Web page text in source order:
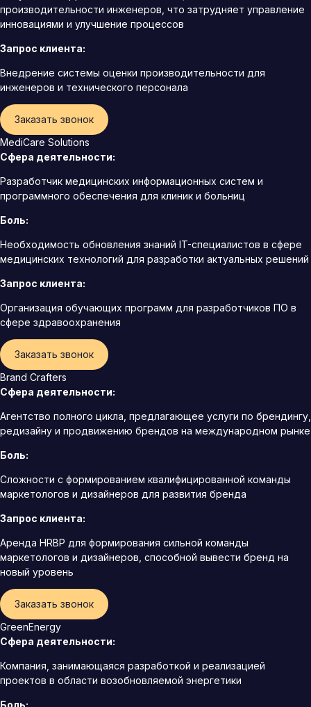
производительности инженеров, что затрудняет управление
инновациями и улучшение процессов
Запрос клиента:
Внедрение системы оценки производительности для
инженеров и технического персонала
Заказать звонок
MediCare Solutions
Сфера деятельности:
Разработчик медицинских информационных систем и
программного обеспечения для клиник и больниц
Боль:
Необходимость обновления знаний IT-специалистов в сфере
медицинских технологий для разработки актуальных решений
Запрос клиента:
Организация обучающих программ для разработчиков ПО в
сфере здравоохранения
Заказать звонок
Brand Crafters
Сфера деятельности:
Агентство полного цикла, предлагающее услуги по брендингу,
редизайну и продвижению брендов на международном рынке
Боль:
Сложности с формированием квалифицированной команды
маркетологов и дизайнеров для развития бренда
Запрос клиента:
Аренда HRBP для формирования сильной команды
маркетологов и дизайнеров, способной вывести бренд на
новый уровень
Заказать звонок
GreenEnergy
Сфера деятельности:
Компания, занимающаяся разработкой и реализацией
проектов в области возобновляемой энергетики
Боль: